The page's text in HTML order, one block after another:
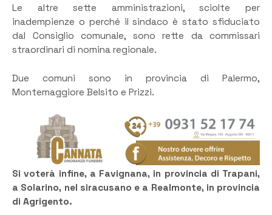
Le altre sette amministrazioni, sciolte per
inadempienze o perché il sindaco è stato sfiduciato
dal Consiglio comunale, sono rette da commissari
straordinari di nomina regionale.
Due comuni sono in provincia di Palermo,
Montemaggiore Belsito e Prizzi.
Si voterà infine, a Favignana, in provincia di Trapani,
a Solarino, nel siracusano e a Realmonte, in provincia
di Agrigento.